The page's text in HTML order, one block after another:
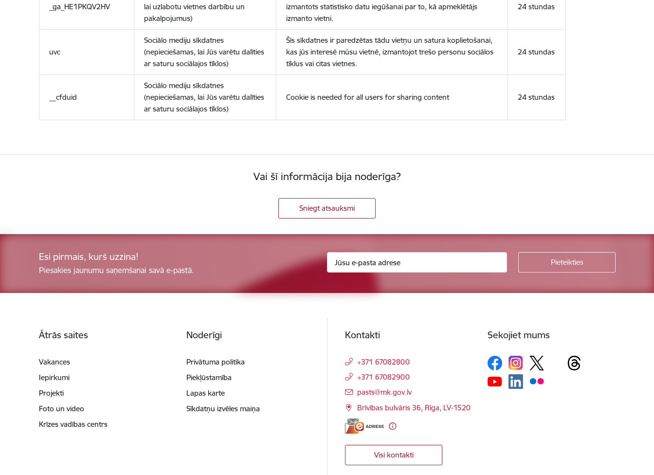
_ga_HE1PKQV2HV
lai uzlabotu vietnes darbību un
pakalpojumus)
izmantots statistisko datu iegūšanai par to, kā apmeklētājs
izmanto vietni.
24 stundas
uvc
Sociālo mediju sīkdatnes
(nepieciešamas, lai Jūs varētu dalīties
ar saturu sociālajos tīklos)
Šīs sīkdatnes ir paredzētas tādu vietņu un satura koplietošanai,
kas jūs interesē mūsu vietnē, izmantojot trešo personu sociālos
tīklus vai citas vietnes.
24 stundas
__cfduid
Sociālo mediju sīkdatnes
(nepieciešamas, lai Jūs varētu dalīties
ar saturu sociālajos tīklos)
Cookie is needed for all users for sharing content 24 stundas
Vai šī informācija bija noderīga?
Sniegt atsauksmi
Esi pirmais, kurš uzzina!
Piesakies jaunumu saņemšanai savā e-pastā.
Ātrās saites
Vakances
Iepirkumi
Projekti
Foto un video
Krīzes vadības centrs
Noderīgi
Privātuma politika
Piekļūstamība
Lapas karte
Sīkdatņu izvēles maiņa
Kontakti
+371 67082800
+371 67082900
E-pasts:
pasts@mk.gov.lv
Brīvības bulvāris 36, Rīga, LV-1520
Visi kontakti
Sekojiet mums